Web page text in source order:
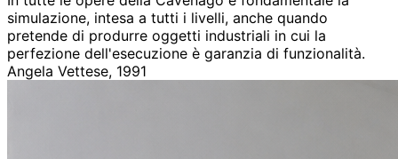
simulazione, intesa a tutti i livelli, anche quando
pretende di produrre oggetti industriali in cui la
perfezione dell'esecuzione è garanzia di funzionalità.
Angela Vettese, 1991